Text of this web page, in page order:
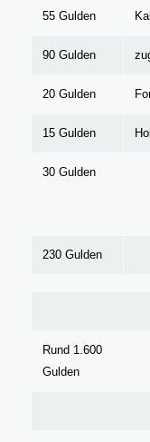
55 Gulden
90 Gulden
20 Gulden
15 Gulden
30 Gulden
230 Gulden
Rund 1.600
Gulden
Das